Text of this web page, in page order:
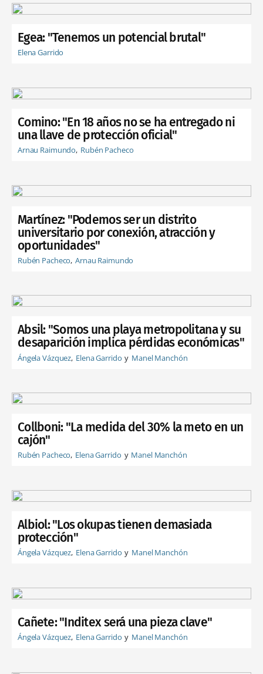
Egea: "Tenemos un potencial brutal"
Elena Garrido
Comino: "En 18 años no se ha entregado ni
una llave de protección oficial"
Arnau Raimundo Rubén Pacheco
Martínez: "Podemos ser un distrito
universitario por conexión, atracción y
oportunidades"
Rubén Pacheco Arnau Raimundo
Absil: "Somos una playa metropolitana y su
desaparición implica pérdidas económicas"
Ángela Vázquez Elena Garrido Manel Manchón
Collboni: "La medida del 30% la meto en un
cajón"
Rubén Pacheco Elena Garrido Manel Manchón
Albiol: "Los okupas tienen demasiada
protección"
Ángela Vázquez Elena Garrido Manel Manchón
Cañete: "Inditex será una pieza clave"
Ángela Vázquez Elena Garrido Manel Manchón